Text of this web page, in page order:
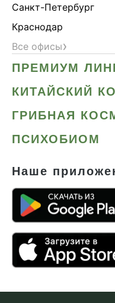
Санкт-Петербург
Краснодар
Все офисы›
ПРЕМИУМ
КИТАЙСКИЙ
ГРИБНАЯ
ПСИХОБИОМ
Наше